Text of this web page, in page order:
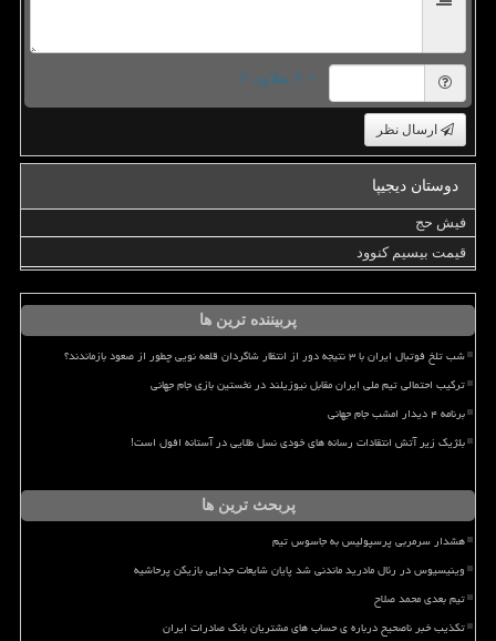
= ۲ بعلاوه ۲
ارسال نظر
دوستان دیجیپا
فیش حج
قیمت بیسیم کنوود
پربیننده ترین ها
شب تلخ فوتبال ایران با ۳ نتیجه دور از انتظار شاگردان قلعه نویی چطور از صعود بازماندند؟
ترکیب احتمالی تیم ملی ایران مقابل نیوزیلند در نخستین بازی جام جهانی
برنامه ۴ دیدار امشب جام جهانی
بلژیک زیر آتش انتقادات رسانه های خودی نسل طلایی در آستانه افول است!
پربحث ترین ها
هشدار سرمربی پرسپولیس به جاسوس تیم
وینیسیوس در رئال مادرید ماندنی شد پایان شایعات جدایی بازیکن پرحاشیه
تیم بعدی محمد صلاح
تکذیب خبر ناصحیح درباره ی حساب های مشتریان بانک صادرات ایران